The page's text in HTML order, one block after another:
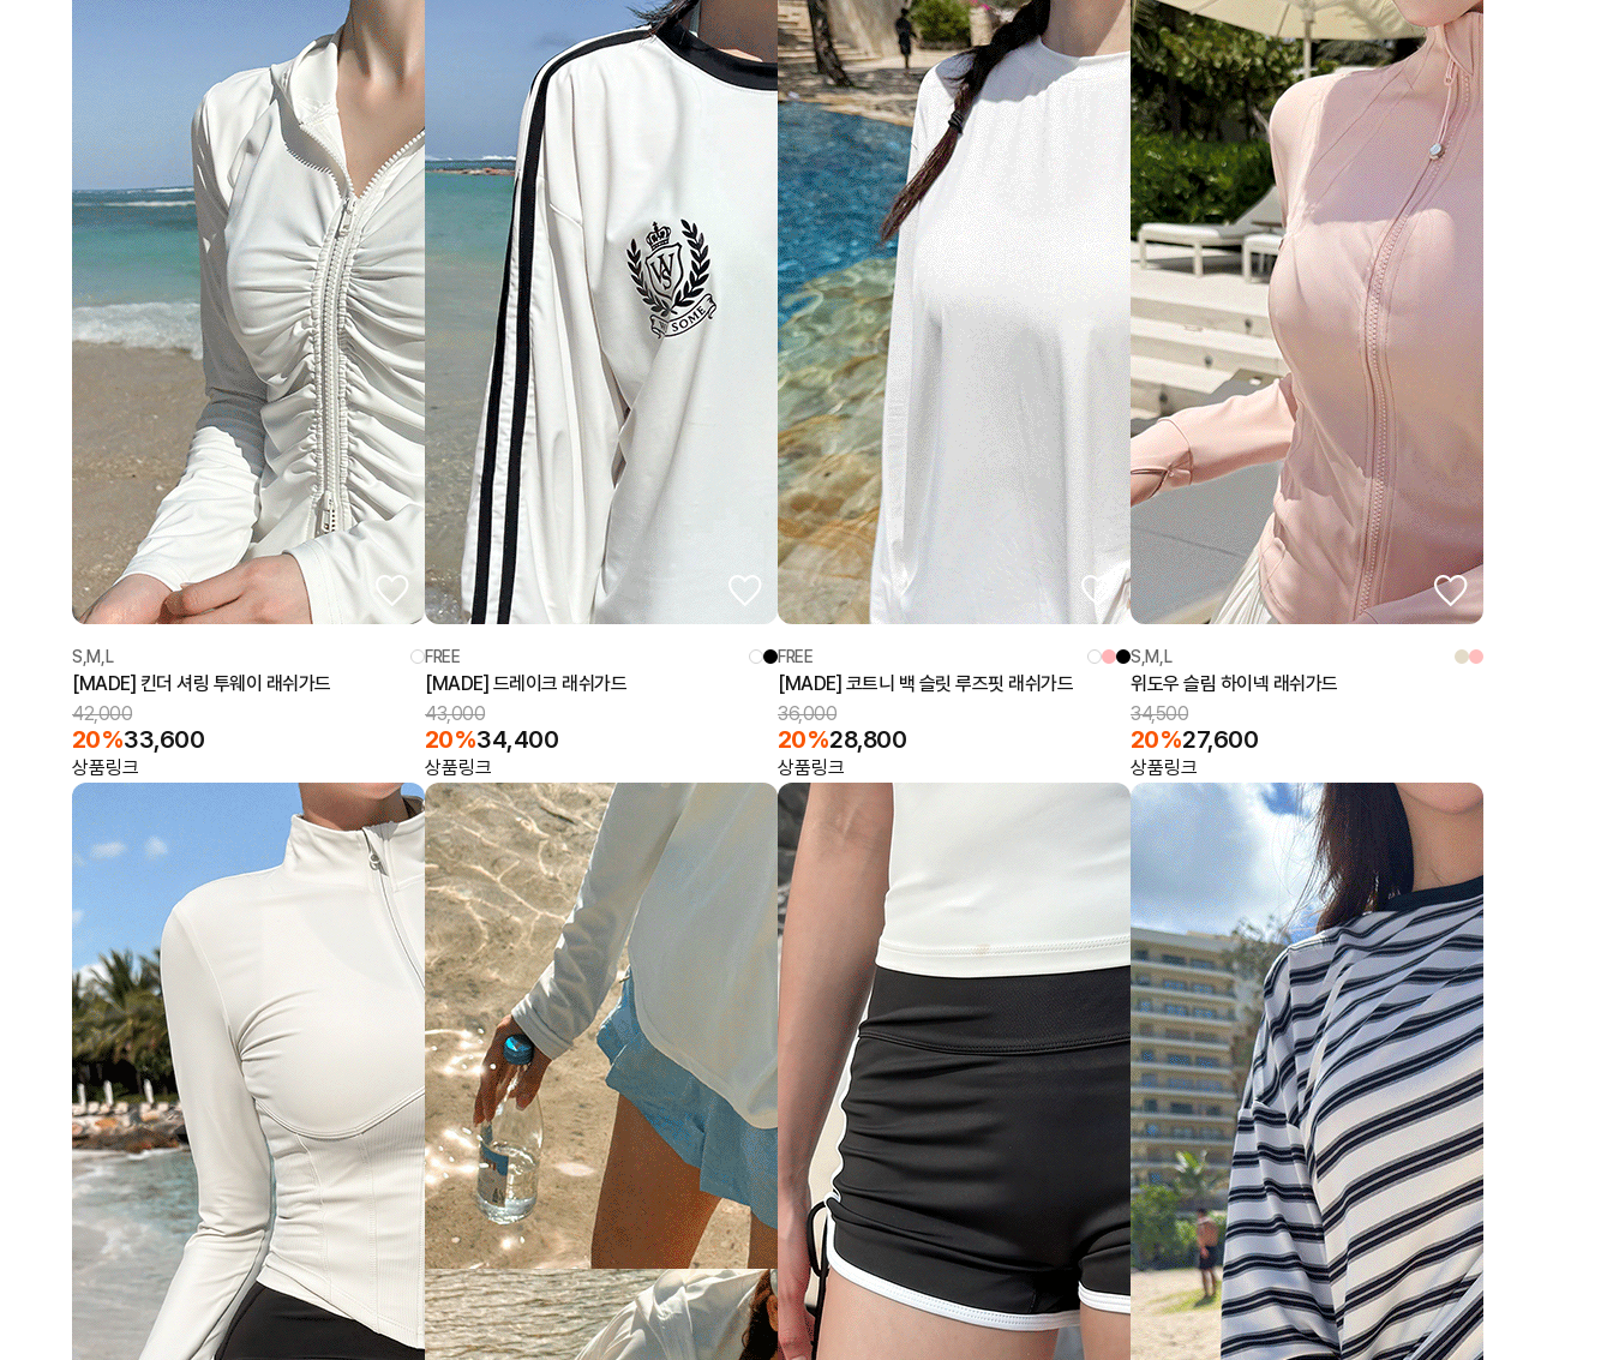
S,M,L
[MADE] 킨더 셔링 투웨이 래쉬가드
42,000
20%33,600
상품링크
FREE
[MADE] 드레이크 래쉬가드
43,000
20%34,400
상품링크
FREE
[MADE] 코트니 백 슬릿 루즈핏 래쉬가드
36,000
20%28,800
상품링크
S,M,L
위도우 슬림 하이넥 래쉬가드
34,500
20%27,600
상품링크